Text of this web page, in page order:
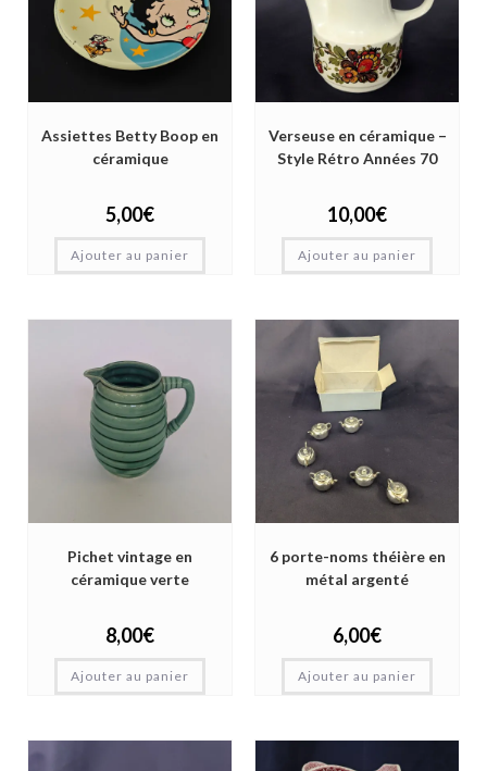
Assiettes Betty Boop en
céramique
5,00€
Ajouter au panier
Verseuse en céramique –
Style Rétro Années 70
10,00€
Ajouter au panier
Pichet vintage en
céramique verte
8,00€
Ajouter au panier
6 porte-noms théière en
métal argenté
6,00€
Ajouter au panier